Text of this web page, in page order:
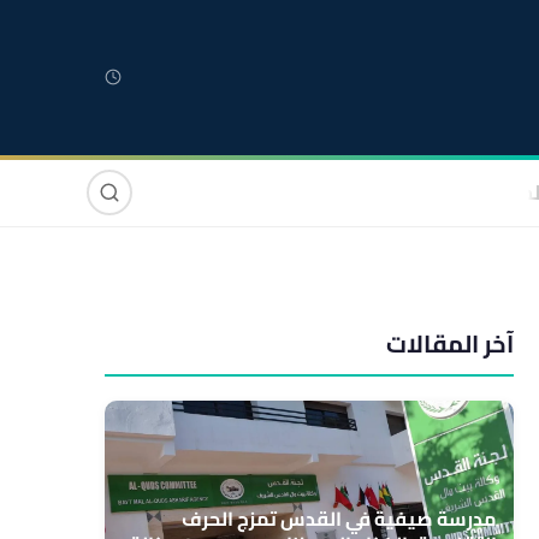
صوت وصورة
آخر المقالات
مدرسة صيفية في القدس تمزج الحرف